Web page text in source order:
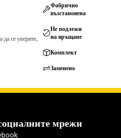
да се уверите,
Фабрично
възстановена
Не подлежи
на връщане
Комплект
Заменено
мрежи